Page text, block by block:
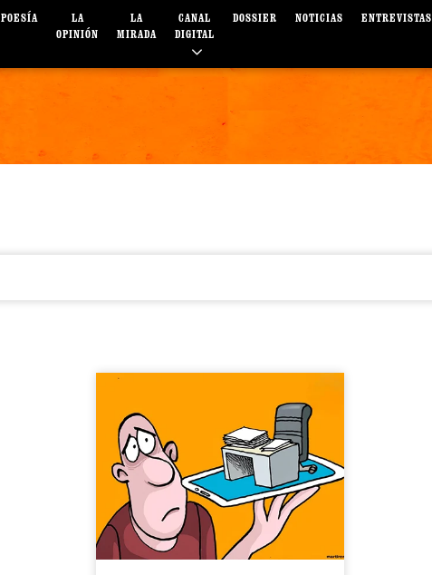
POESÍA
LA
OPINIÓN
LA
MIRADA
CANAL
DIGITAL
DOSSIER NOTICIAS ENTREVISTAS